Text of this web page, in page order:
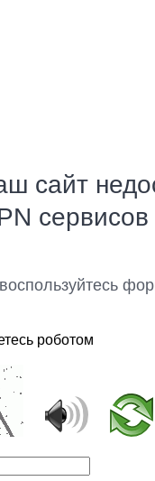
сайт
сервисов
роботом